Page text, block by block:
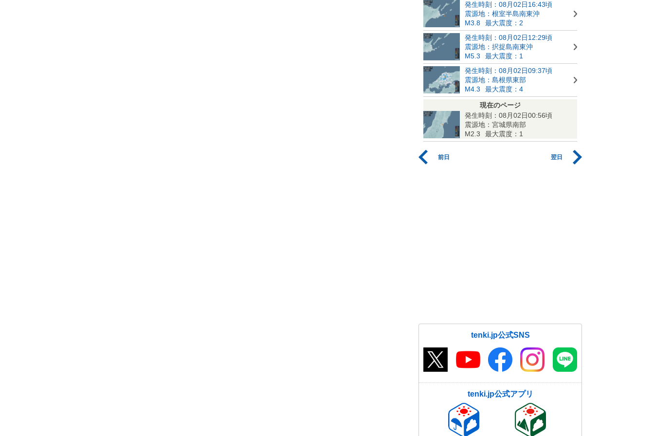
発生時刻：08月02日16:43頃
震源地：根室半島南東沖
M3.8
最大震度：2
発生時刻：08月02日12:29頃
震源地：択捉島南東沖
M5.3
最大震度：1
発生時刻：08月02日09:37頃
震源地：島根県東部
M4.3
最大震度：4
現在のページ
発生時刻：08月02日00:56頃
震源地：宮城県南部
M2.3
最大震度：1
前日 翌日
tenki.jp公式SNS
tenki.jp公式アプリ